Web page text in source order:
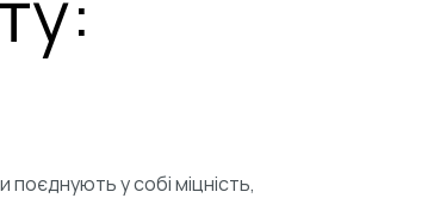
у собі міцність,